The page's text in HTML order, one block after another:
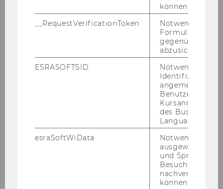
How deindustrialization and RTW
policies account for changes in
the US income distribution a
social-spatial-institutional
kernel-density decomposition
study on the US between 1940
Essletzbichler, Jürgen
Covid-19 community response in
the Alemao Favela, Rio de
Essletzbichler, Jürgen
können.
__RequestVerificationToken
Notwendig, um
gegenüber
abzusichern.
ESRASOFTSID
Notwendig zur
Identifizierung
angemeldeten
Benutzers im
des Business
Language
esraSoftWiData
Notwendig um
ausgewählte
und
Besuchers
nachverfolgen
können.